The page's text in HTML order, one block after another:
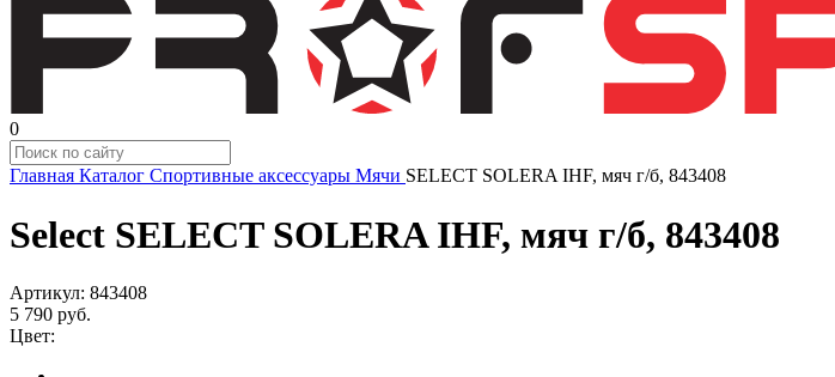
0
Главная Каталог Спортивные аксессуары Мячи SELECT SOLERA IHF, мяч г/б, 843408
Select SELECT SOLERA IHF, мяч г/б, 843408
Артикул: 843408
5 790 руб.
Цвет: